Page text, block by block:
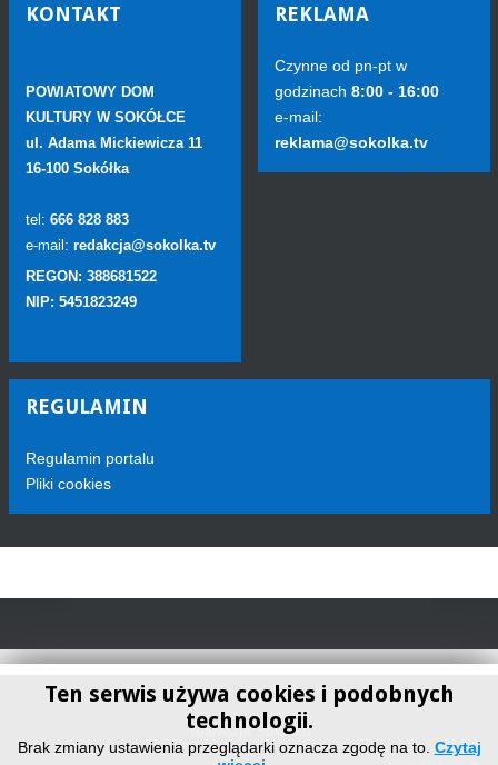
KONTAKT
POWIATOWY DOM
KULTURY W SOKÓŁCE
ul. Adama Mickiewicza 11
16-100 Sokółka
tel: 666 828 883
e-mail: redakcja@sokolka.tv
REGON: 388681522
NIP: 5451823249
REKLAMA
Czynne od pn-pt w
godzinach 8:00 - 16:00
e-mail:
reklama@sokolka.tv
REGULAMIN
Regulamin portalu
Pliki cookies
Ten serwis używa cookies i podobnych
technologii.
Brak zmiany ustawienia przeglądarki oznacza zgodę na to. Czytaj
Telewizja Sokółka